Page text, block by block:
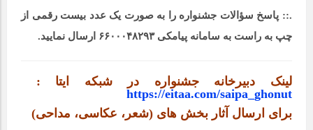
.:: پاسخ سؤالات جشنواره را به صورت یک عدد بیست رقمی از
چپ به راست به سامانه پیامکی ۶۶۰۰۰۴۸۲۹۳ ارسال نمایید.
لینک دبیرخانه جشنواره در شبکه ایتا :
https://eitaa.com/saipa_ghonut
برای ارسال آثار بخش های (شعر، عکاسی، مداحی)